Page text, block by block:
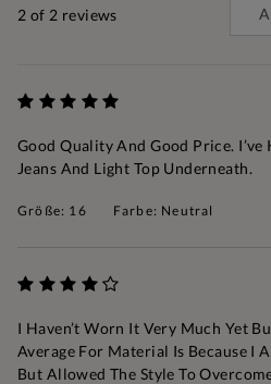
2 of 2 reviews
Good Quality And Good Price.
Jeans And Light Top Underneath.
Größe: 16 Farbe: Neutral
I Haven’t Worn It Very Much Yet
Average For Material Is Because I
But Allowed The Style To